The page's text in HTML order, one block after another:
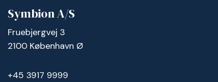
Symbion A/S
Fruebjergvej 3
2100 København Ø
+45 3917 9999